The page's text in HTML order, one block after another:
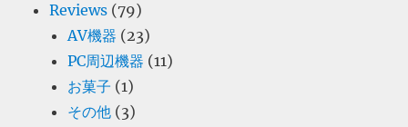
Reviews (79)
AV機器 (23)
PC周辺機器 (11)
お菓子 (1)
その他 (3)